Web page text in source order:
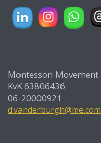
Montessori Movement
KvK 63806436
06-20000921
d.vanderburgh@me.com